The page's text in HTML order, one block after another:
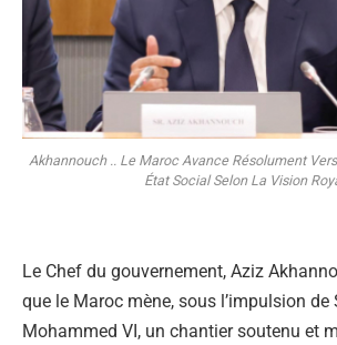
Akhannouch .. Le Maroc Avance Résolument
État Social Selon La Vision
Le Chef du gouvernement, Aziz
que le Maroc mène, sous l’impulsion de
Mohammed VI, un chantier soutenu et